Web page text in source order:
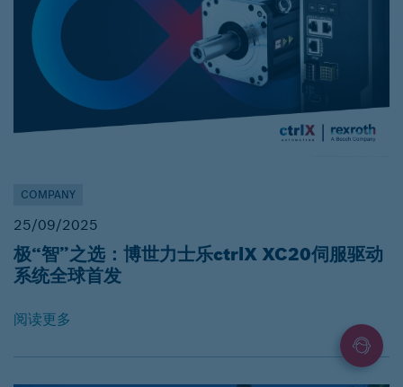
COMPANY
25/09/2025
极“智”之选：博世力士乐ctrlX XC20伺服驱动
系统全球首发
阅读更多